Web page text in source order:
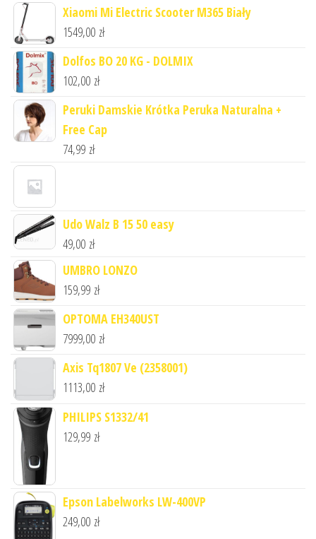
Xiaomi Mi Electric Scooter M365 Biały
1549,00 zł
Dolfos BO 20 KG - DOLMIX
102,00 zł
Peruki Damskie Krótka Peruka Naturalna +
Free Cap
74,99 zł
Udo Walz B 15 50 easy
49,00 zł
UMBRO LONZO
159,99 zł
OPTOMA EH340UST
7999,00 zł
Axis Tq1807 Ve (2358001)
1113,00 zł
PHILIPS S1332/41
129,99 zł
Epson Labelworks LW-400VP
249,00 zł